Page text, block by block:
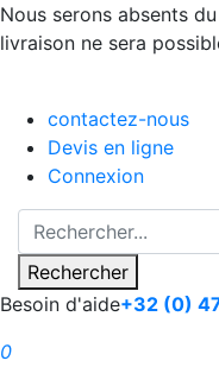
Nous serons absents
livraison ne sera
contactez-nous
Devis en ligne
Connexion
Rechercher
Besoin d'aide+32 (0)
0